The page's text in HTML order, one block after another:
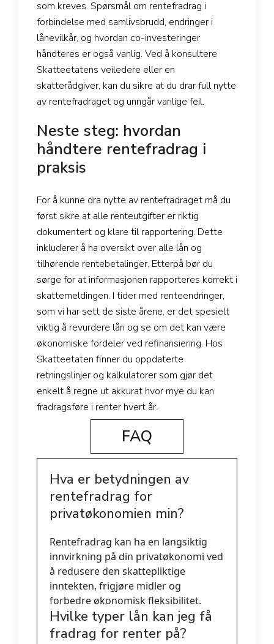
som kreves. Spørsmål om rentefradrag i
forbindelse med samlivsbrudd, endringer i
lånevilkår, og hvordan co-investeringer
håndteres er også vanlig. Ved å konsultere
Skatteetatens veiledere eller en
skatterådgiver, kan du sikre at du drar full nytte
av rentefradraget og unngår vanlige feil.
Neste steg: hvordan
håndtere rentefradrag i
praksis
For å kunne dra nytte av rentefradraget må du
først sikre at alle renteutgifter er riktig
dokumentert og klare til rapportering. Dette
inkluderer å ha oversikt over alle lån og
tilhørende rentebetalinger. Etterpå bør du
sørge for at informasjonen rapporteres korrekt i
skattemeldingen. I tider med renteendringer,
som vi har sett de siste årene, er det spesielt
viktig å revurdere lån og se om det kan være
økonomiske fordeler ved refinansiering. Hos
Skatteetaten finner du oppdaterte
retningslinjer og kalkulatorer som gjør det
enkelt å regne ut akkurat hvor mye du kan
fradragsføre i renter hvert år.
FAQ
Hva er betydningen av
rentefradrag for
privatøkonomien min?
Rentefradrag kan ha en langsiktig
innvirkning på din privatøkonomi ved
å redusere den skattepliktige
inntekten, frigjøre midler og
forbedre økonomisk fleksibilitet.
Hvilke typer lån kan jeg få
fradrag for renter på?